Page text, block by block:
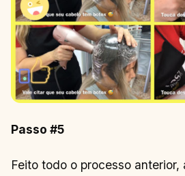
Passo #5
Feito todo o processo